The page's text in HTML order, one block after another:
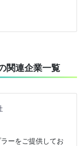
関連企業一覧
ーをご提供してお